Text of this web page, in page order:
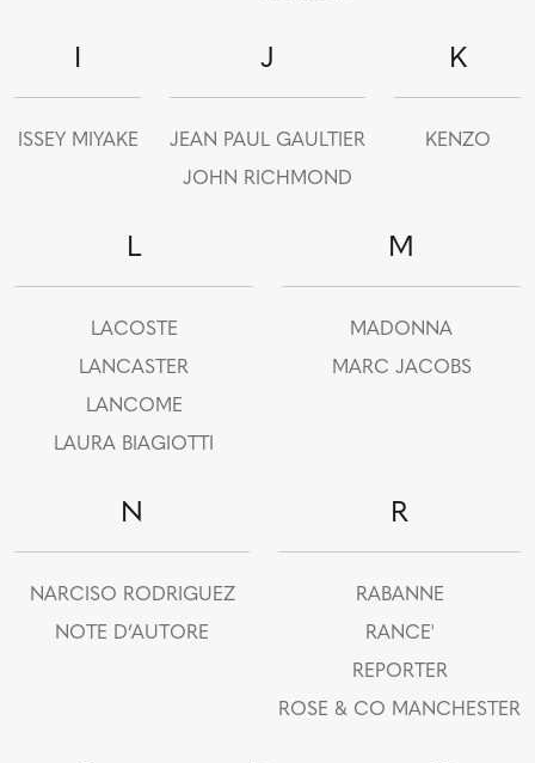
I
ISSEY MIYAKE
J
JEAN PAUL GAULTIER
JOHN RICHMOND
K
KENZO
L
LACOSTE
LANCASTER
LANCOME
LAURA BIAGIOTTI
M
MADONNA
MARC JACOBS
N
NARCISO RODRIGUEZ
NOTE D’AUTORE
R
RABANNE
RANCE'
REPORTER
ROSE & CO MANCHESTER